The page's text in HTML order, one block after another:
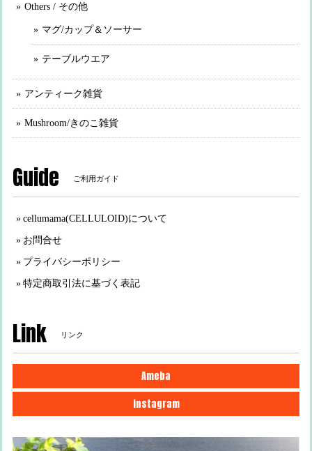
Others / その他
マグ/カップ＆ソーサー
テーブルウエア
アンティーク雑貨
Mushroom/きのこ雑貨
Guide ご利用ガイド
cellumama(CELLULOID)について
お問合せ
プライバシーポリシー
特定商取引法に基づく表記
Link リンク
Ameba
Instagram